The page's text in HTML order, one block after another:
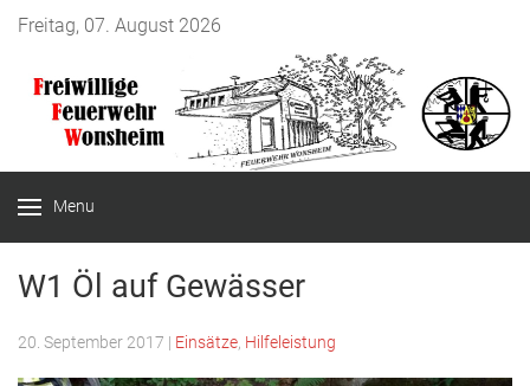
Freitag, 07. August 2026
Menu
W1 Öl auf Gewässer
20. September 2017 | Einsätze Hilfeleistung